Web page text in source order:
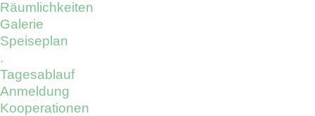
Räumlichkeiten
Galerie
Speiseplan
.
Tagesablauf
Anmeldung
Kooperationen